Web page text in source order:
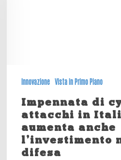
Innovazione Vista in Primo Piano
Impennata di
attacchi in
aumenta anche
l’investimento
difesa